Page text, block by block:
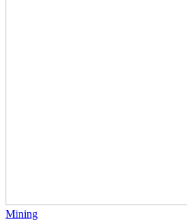
Mining